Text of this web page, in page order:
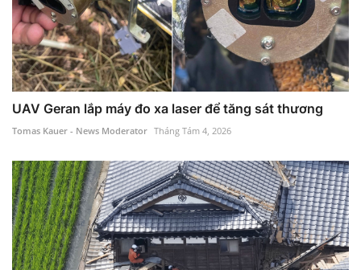
UAV Geran lắp máy đo xa laser để tăng sát thương
Tomas Kauer - News Moderator Tháng Tám 4, 2026